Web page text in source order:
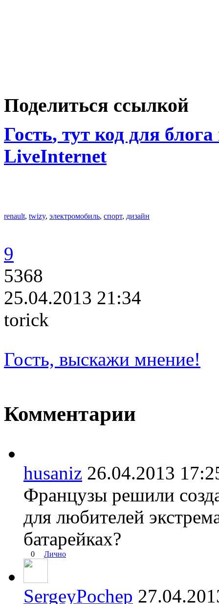
Поделиться ссылкой
Гость, тут код для
LiveInternet
renault, twizy, электромобиль, спорт, дизайн
9
5368
25.04.2013 21:34
torick
Гость, выскажи мнение!
Комментарии
husaniz 26.04.2013
Французы решили
для любителей
батарейках?
0 Лично
SergeyPochep